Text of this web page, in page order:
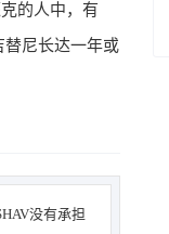
的人中，有
替尼长达一年或
没有承担